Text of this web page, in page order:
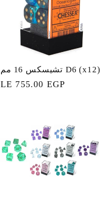
تشيسكس 16 مم D6 (x12)
السعر
LE 755.00 EGP